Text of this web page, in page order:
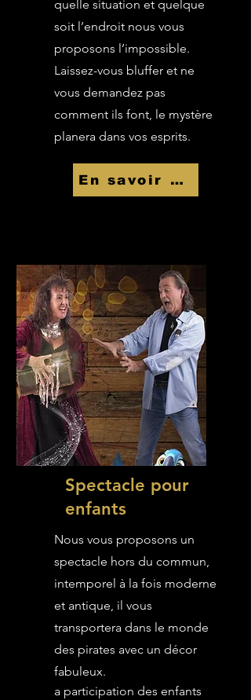
quelle situation et quelque
soit l’endroit nous vous
proposons l’impossible.
Laissez-vous bluffer et ne
vous demandez pas
comment ils font, le mystère
planera dans vos esprits.
En savoir Plus
Spectacle pour
enfants
Nous vous proposons un
spectacle hors du commun,
intemporel à la fois moderne
et antique, il vous
transportera dans le monde
des pirates avec un décor
fabuleux.
a participation des enfants